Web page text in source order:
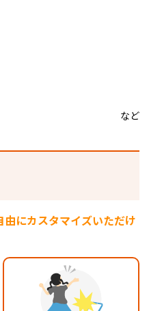
など
由にカスタマイズいただけ